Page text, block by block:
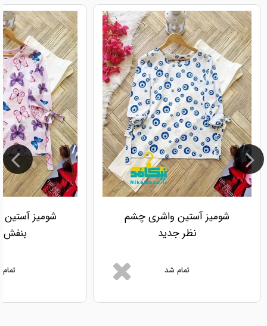
شومیز آستین واشری چشم
نظر جدید
تمام شد
شومیز آستین
بنفش